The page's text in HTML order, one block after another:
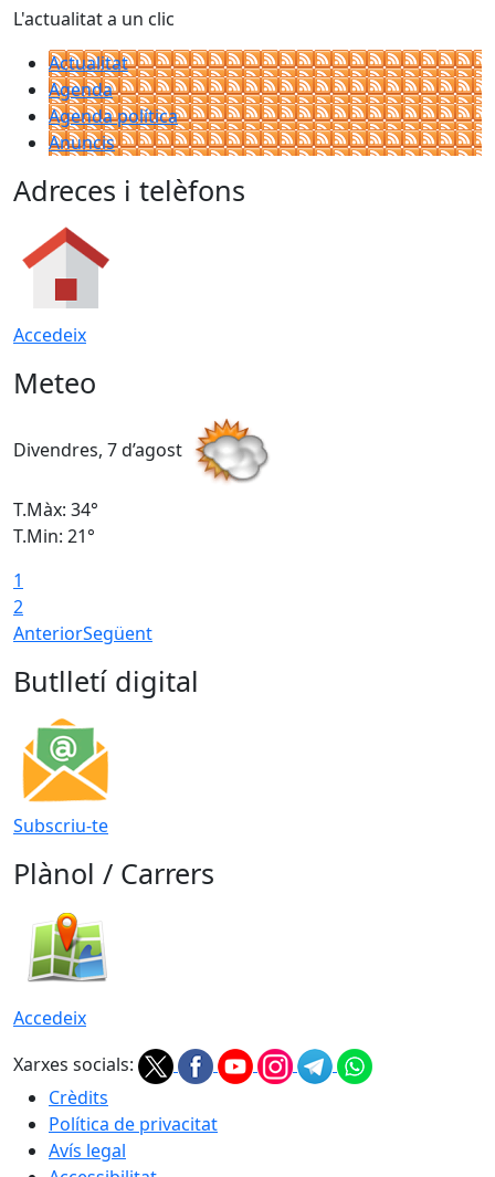
L'actualitat a un clic
Actualitat
Agenda
Agenda política
Anuncis
Adreces i telèfons
Accedeix
Meteo
Divendres, 7 d’agost
T.Màx: 34°
T.Min: 21°
1
2
AnteriorSegüent
Butlletí digital
Subscriu-te
Plànol / Carrers
Accedeix
Xarxes socials:
Crèdits
Política de privacitat
Avís legal